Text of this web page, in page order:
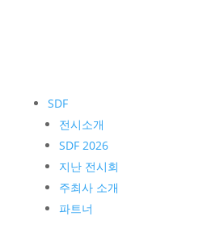
SDF
전시소개
SDF 2026
지난 전시회
주최사 소개
파트너